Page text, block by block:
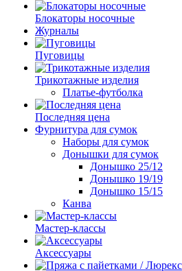
Блокаторы носочные
Журналы
Пуговицы
Трикотажные изделия
Платье-футболка
Последняя цена
Фурнитура для сумок
Наборы для сумок
Донышки для сумок
Донышко 25/12
Донышко 19/19
Донышко 15/15
Канва
Мастер-классы
Аксессуары